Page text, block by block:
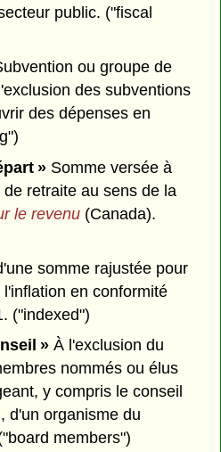
public. ("fiscal
ou groupe de
des subventions
des dépenses en
»Somme versée à
retraite au sens de la
le revenu (Canada).
somme rajustée pour
en conformité
("indexed")
»À l'exclusion du
nommés ou élus
y compris le conseil
d'un organisme du
members")